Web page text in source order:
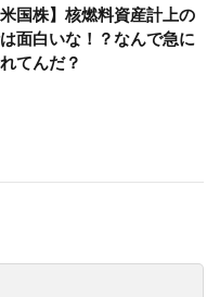
米国株】核燃料資産計上の
面白いな！？なんで急に
てんだ？